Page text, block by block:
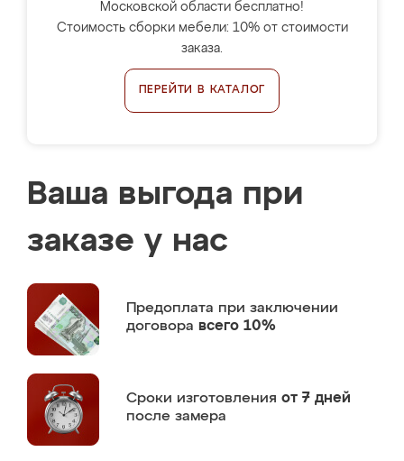
Московской области бесплатно!
Стоимость сборки мебели: 10% от стоимости
заказа.
ПЕРЕЙТИ В КАТАЛОГ
Ваша выгода при
заказе у нас
Предоплата при заключении
договора всего 10%
Сроки изготовления от 7 дней
после замера